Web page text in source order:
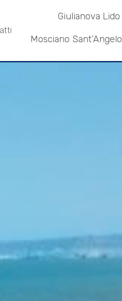
Giulianova Lido
Mosciano Sant’Angelo